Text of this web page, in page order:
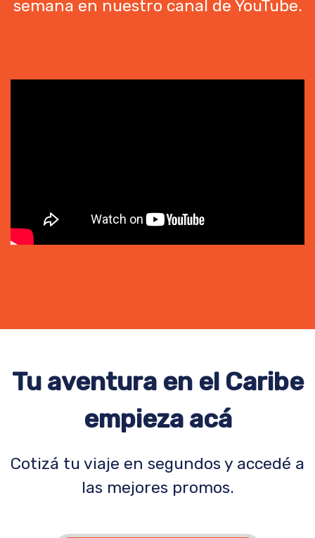
semana en nuestro canal de YouTube.
Tu aventura en el Caribe
empieza acá
Cotizá tu viaje en segundos y accedé a
las mejores promos.